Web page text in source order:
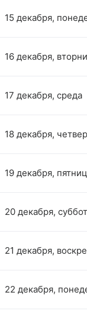
15 декабря,
16 декабря,
17 декабря, среда
18 декабря,
19 декабря,
20 декабря,
21 декабря,
22 декабря,